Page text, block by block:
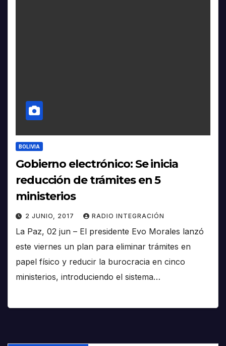
BOLIVIA
Gobierno electrónico: Se inicia
reducción de trámites en 5
ministerios
2 JUNIO, 2017 RADIO INTEGRACIÓN
La Paz, 02 jun – El presidente Evo Morales lanzó
este viernes un plan para eliminar trámites en
papel físico y reducir la burocracia en cinco
ministerios, introduciendo el sistema…